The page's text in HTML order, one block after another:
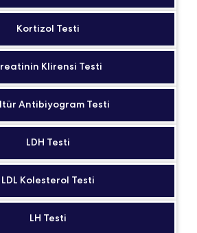
Kortizol Testi
Klirensi Testi
Antibiyogram Testi
LDH Testi
LDL Kolesterol Testi
LH Testi